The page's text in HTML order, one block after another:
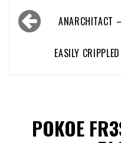
Bericht
navigatieANARCHITACT
EASILY
POKOE